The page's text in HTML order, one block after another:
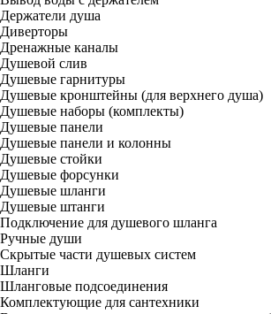
Держатели душа
Диверторы
Дренажные каналы
Душевой слив
Душевые гарнитуры
Душевые кронштейны (для верхнего душа)
Душевые наборы (комплекты)
Душевые панели
Душевые панели и колонны
Душевые стойки
Душевые форсунки
Душевые шланги
Душевые штанги
Подключение для душевого шланга
Ручные души
Скрытые части душевых систем
Шланги
Шланговые подсоединения
Комплектующие для сантехники